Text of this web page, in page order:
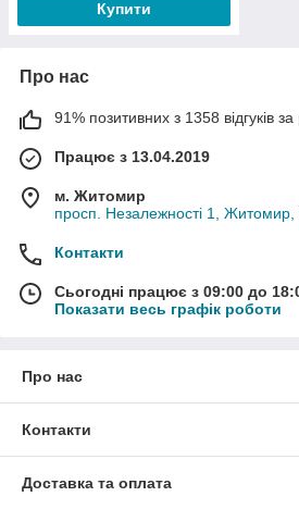
Купити
Про нас
91% позитивних з 1358 відгуків за
Працює з 13.04.2019
м. Житомир
просп. Незалежності 1, Житомир,
Контакти
Сьогодні працює з 09:00 до
Показати весь графік роботи
Про нас
Контакти
Доставка та оплата